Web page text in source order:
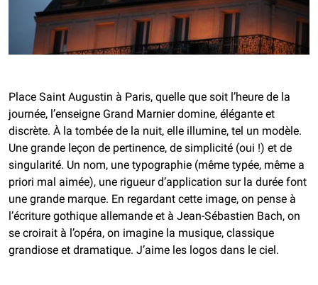
Place Saint Augustin à Paris, quelle que soit l’heure de la
journée, l’enseigne Grand Marnier domine, élégante et
discrète. À la tombée de la nuit, elle illumine, tel un modèle.
Une grande leçon de pertinence, de simplicité (oui !) et de
singularité. Un nom, une typographie (même typée, même a
priori mal aimée), une rigueur d’application sur la durée font
une grande marque. En regardant cette image, on pense à
l’écriture gothique allemande et à Jean-Sébastien Bach, on
se croirait à l’opéra, on imagine la musique, classique
grandiose et dramatique. J’aime les logos dans le ciel.